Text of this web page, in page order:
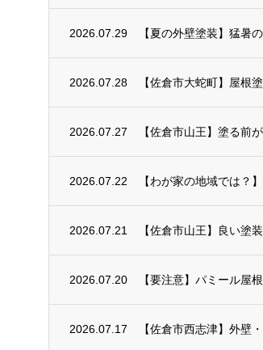
2026.07.29 【夏の外壁塗装】猛暑
2026.07.28 【佐倉市大蛇町】屋根
2026.07.27 【佐倉市山王】塗る前
2026.07.22 【わが家の地域では？
2026.07.21 【佐倉市山王】良い塗
2026.07.20 【要注意】パミール屋
2026.07.17 【佐倉市西志津】外壁